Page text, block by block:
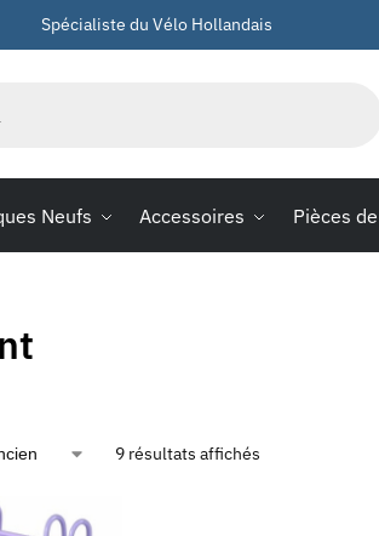
Spécialiste du Vélo Hollandais
Neufs Accessoires Pièces
9 résultats affichés